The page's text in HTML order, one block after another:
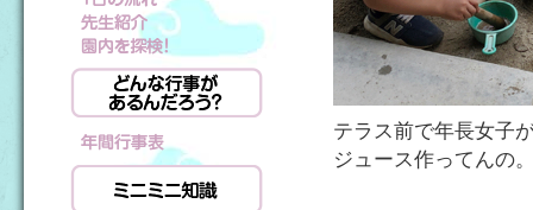
テラス前で年長女子
ジュース作ってんの